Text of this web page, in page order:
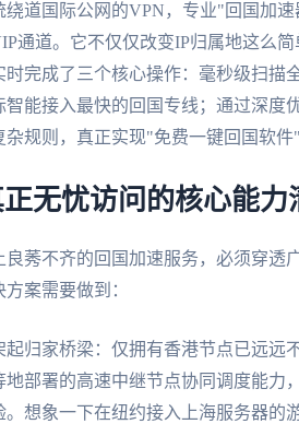
绕道国际公网的VPN，专业"回国加
通道。它不仅仅改变IP归属地这么
时完成了三个核心操作：毫秒级扫描
智能接入最快的回国专线；通过深度
杂规则，真正实现"免费一键回国软
无忧访问的核心能力
良莠不齐的回国加速服务，必须穿透
案需要做到：
起归家桥梁：仅拥有香港节点已远远
地部署的高速中继节点协同调度能力
。想象一下在纽约接入上海服务器